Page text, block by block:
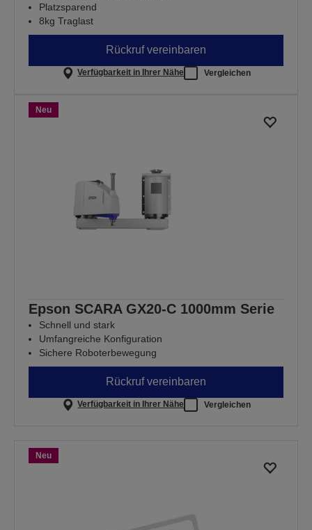
Platzsparend
8kg Traglast
Rückruf vereinbaren
Verfügbarkeit in Ihrer Nähe Vergleichen
Neu
Epson SCARA GX20-C 1000mm Serie
Schnell und stark
Umfangreiche Konfiguration
Sichere Roboterbewegung
Rückruf vereinbaren
Verfügbarkeit in Ihrer Nähe Vergleichen
Neu